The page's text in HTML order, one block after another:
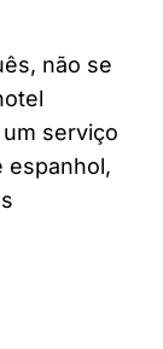
não se
serviço
espanhol,